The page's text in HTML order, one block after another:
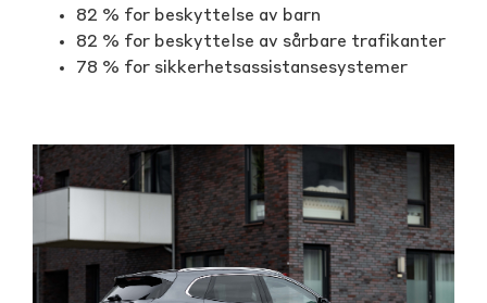
82 % for beskyttelse av barn
82 % for beskyttelse av sårbare trafikanter
78 % for sikkerhetsassistansesystemer